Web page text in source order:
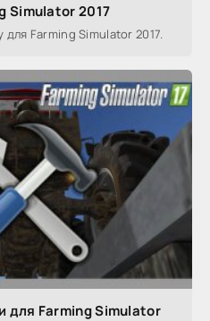
Simulator 2017
Farming Simulator 2017.
для Farming Simulator